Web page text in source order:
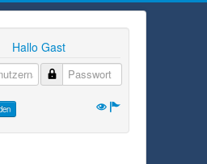
Hallo Gast
Passwort